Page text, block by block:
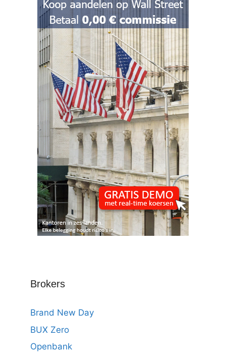
Brokers
Brand New Day
BUX Zero
Openbank